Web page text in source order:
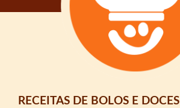
RECEITAS DE BOLOS E DOCES